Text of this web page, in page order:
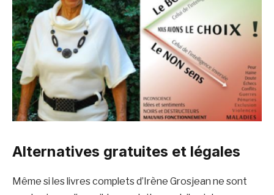
Alternatives gratuites et légales
Même si les livres complets d’Irène Grosjean ne sont